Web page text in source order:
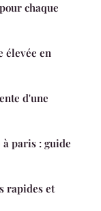
chaque
élevée en
d'une
paris : guide
rapides et